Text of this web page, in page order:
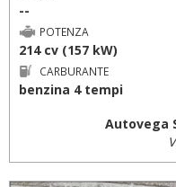
--
POTENZA
214 cv (157 kW)
CARBURANTE
benzina 4 tempi
Autovega